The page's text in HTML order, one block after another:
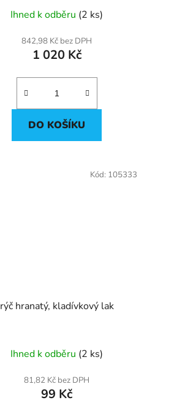
Ihned k odběru (2 ks)
842,98 Kč bez DPH
1 020 Kč
DO KOŠÍKU
rýč hranatý, kladívkový lak
Ihned k odběru (2 ks)
81,82 Kč bez DPH
99 Kč
Kód: 105333